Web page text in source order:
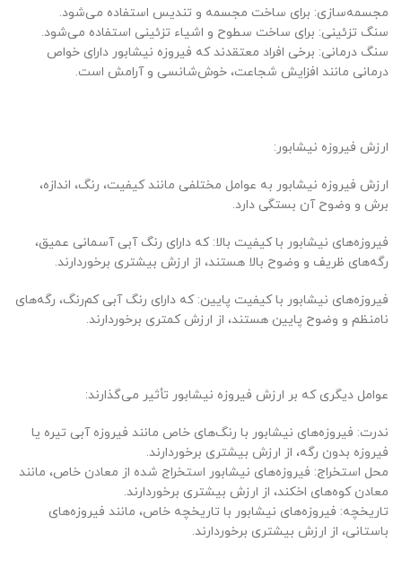
مجسمه‌سازی: برای ساخت مجسمه و تندیس استفاده می‌شود.
سنگ تزئینی: برای ساخت سطوح و اشیاء تزئینی استفاده می‌شود.
سنگ درمانی: برخی افراد معتقدند که فیروزه نیشابور دارای خواص
درمانی مانند افزایش شجاعت، خوش‌شانسی و آرامش است.
ارزش فیروزه نیشابور:
ارزش فیروزه نیشابور به عوامل مختلفی مانند کیفیت، رنگ، اندازه،
برش و وضوح آن بستگی دارد.
فیروزه‌های نیشابور با کیفیت بالا: که دارای رنگ آبی آسمانی عمیق،
رگه‌های ظریف و وضوح بالا هستند، از ارزش بیشتری برخوردارند.
فیروزه‌های نیشابور با کیفیت پایین: که دارای رنگ آبی کم‌رنگ، رگه‌های
نامنظم و وضوح پایین هستند، از ارزش کمتری برخوردارند.
عوامل دیگری که بر ارزش فیروزه نیشابور تأثیر می‌گذارند:
ندرت: فیروزه‌های نیشابور با رنگ‌های خاص مانند فیروزه آبی تیره یا
فیروزه بدون رگه، از ارزش بیشتری برخوردارند.
محل استخراج: فیروزه‌های نیشابور استخراج شده از معادن خاص، مانند
معادن کوه‌های اخکند، از ارزش بیشتری برخوردارند.
تاریخچه: فیروزه‌های نیشابور با تاریخچه خاص، مانند فیروزه‌های
باستانی، از ارزش بیشتری برخوردارند.